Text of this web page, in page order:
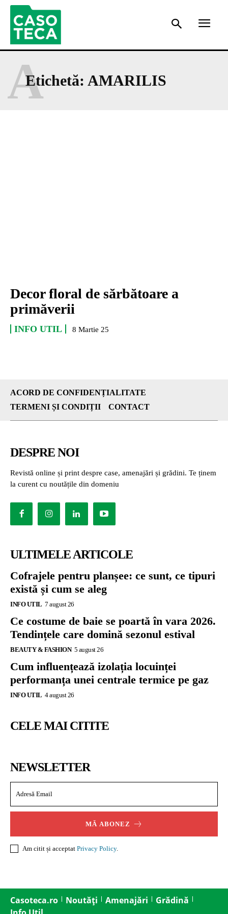
Etichetă: AMARILIS
A
Decor floral de sărbătoare a
primăverii
INFO UTIL 8 Martie 25
ACORD DE CONFIDENȚIALITATE
TERMENI ȘI CONDIȚII
CONTACT
DESPRE NOI
Revistă online și print despre case, amenajări și grădini. Te ținem
la curent cu noutățile din domeniu
ULTIMELE ARTICOLE
Cofrajele pentru planșee: ce sunt, ce tipuri
există și cum se aleg
INFO UTIL 7 august 26
Ce costume de baie se poartă în vara 2026.
Tendințele care domină sezonul estival
BEAUTY & FASHION 5 august 26
Cum influențează izolația locuinței
performanța unei centrale termice pe gaz
INFO UTIL 4 august 26
CELE MAI CITITE
NEWSLETTER
MĂ ABONEZ
Am citit și acceptat Privacy Policy.
Casoteca.ro Noutăți Amenajări
Grădină